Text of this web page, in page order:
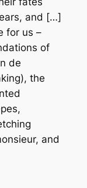
and […]
for us –
of
de
the
and